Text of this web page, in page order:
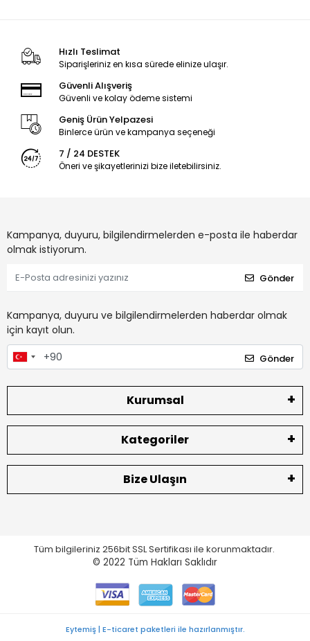
Hızlı Teslimat
Siparişleriniz en kısa sürede elinize ulaşır.
Güvenli Alışveriş
Güvenli ve kolay ödeme sistemi
Geniş Ürün Yelpazesi
Binlerce ürün ve kampanya seçeneği
7 / 24 DESTEK
Öneri ve şikayetlerinizi bize iletebilirsiniz.
Kampanya, duyuru, bilgilendirmelerden e-posta ile haberdar
olmak istiyorum.
Gönder
Kampanya, duyuru ve bilgilendirmelerden haberdar olmak
için kayıt olun.
Gönder
Kurumsal
Kategoriler
Bize Ulaşın
Tüm bilgileriniz 256bit SSL Sertifikası ile korunmaktadır.
© 2022 Tüm Hakları Saklıdır
Eytemiş | E-ticaret paketleri ile hazırlanmıştır.